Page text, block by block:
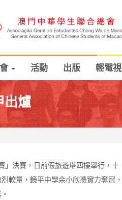
活動 出版 輕電視
出爐
」決賽，日前假旅遊塔四樓舉行，十
較量，鏡平中學余小欣憑實力奪冠，